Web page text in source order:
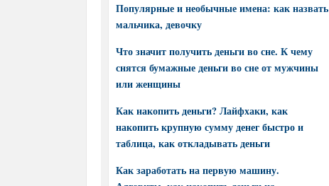
Популярные и необычные имена: как назвать
мальчика, девочку
Что значит получить деньги во сне. К чему
снятся бумажные деньги во сне от мужчины
или женщины
Как накопить деньги? Лайфхаки, как
накопить крупную сумму денег быстро и
таблица, как откладывать деньги
Как заработать на первую машину.